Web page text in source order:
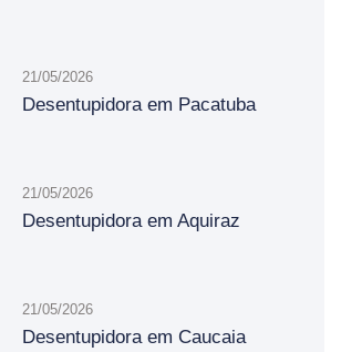
21/05/2026
Desentupidora em Pacatuba
21/05/2026
Desentupidora em Aquiraz
21/05/2026
Desentupidora em Caucaia